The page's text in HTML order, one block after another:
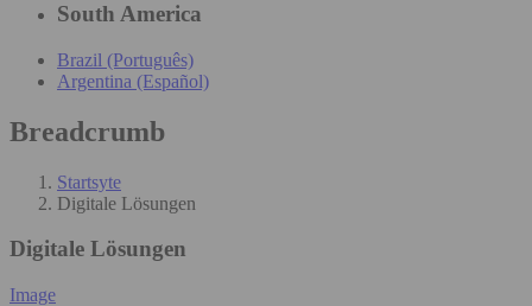
South America
Brazil (Português)
Argentina (Español)
Breadcrumb
Startsyte
Digitale Lösungen
Digitale Lösungen
Image